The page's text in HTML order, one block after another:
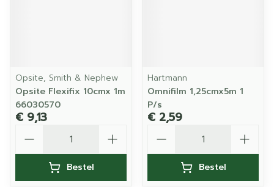
Opsite, Smith & Nephew
Opsite Flexifix 10cmx 1m
66030570
€ 9,13
Bestel
Hartmann
Omnifilm 1,25cmx5m 1
P/s
€ 2,59
Bestel